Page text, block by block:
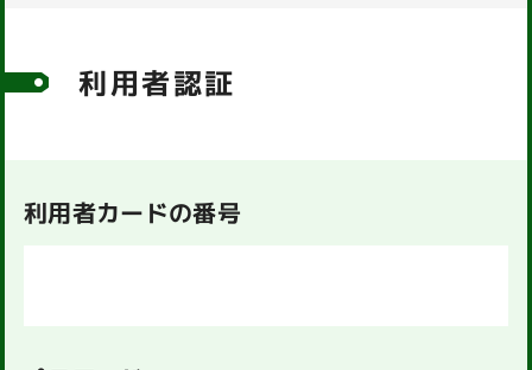
利用者認証
利用者カードの番号